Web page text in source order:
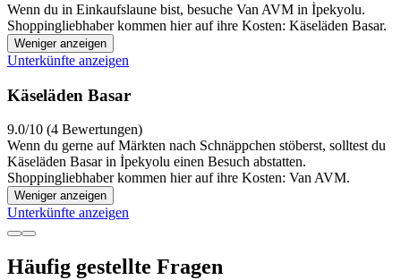
Wenn du in Einkaufslaune bist, besuche Van AVM in İpekyolu.
Shoppingliebhaber kommen hier auf ihre Kosten: Käseläden Basar.
Weniger anzeigen
Unterkünfte anzeigen
Käseläden Basar
9.0/10 (4 Bewertungen)
Wenn du gerne auf Märkten nach Schnäppchen stöberst, solltest du
Käseläden Basar in İpekyolu einen Besuch abstatten.
Shoppingliebhaber kommen hier auf ihre Kosten: Van AVM.
Weniger anzeigen
Unterkünfte anzeigen
Häufig gestellte Fragen